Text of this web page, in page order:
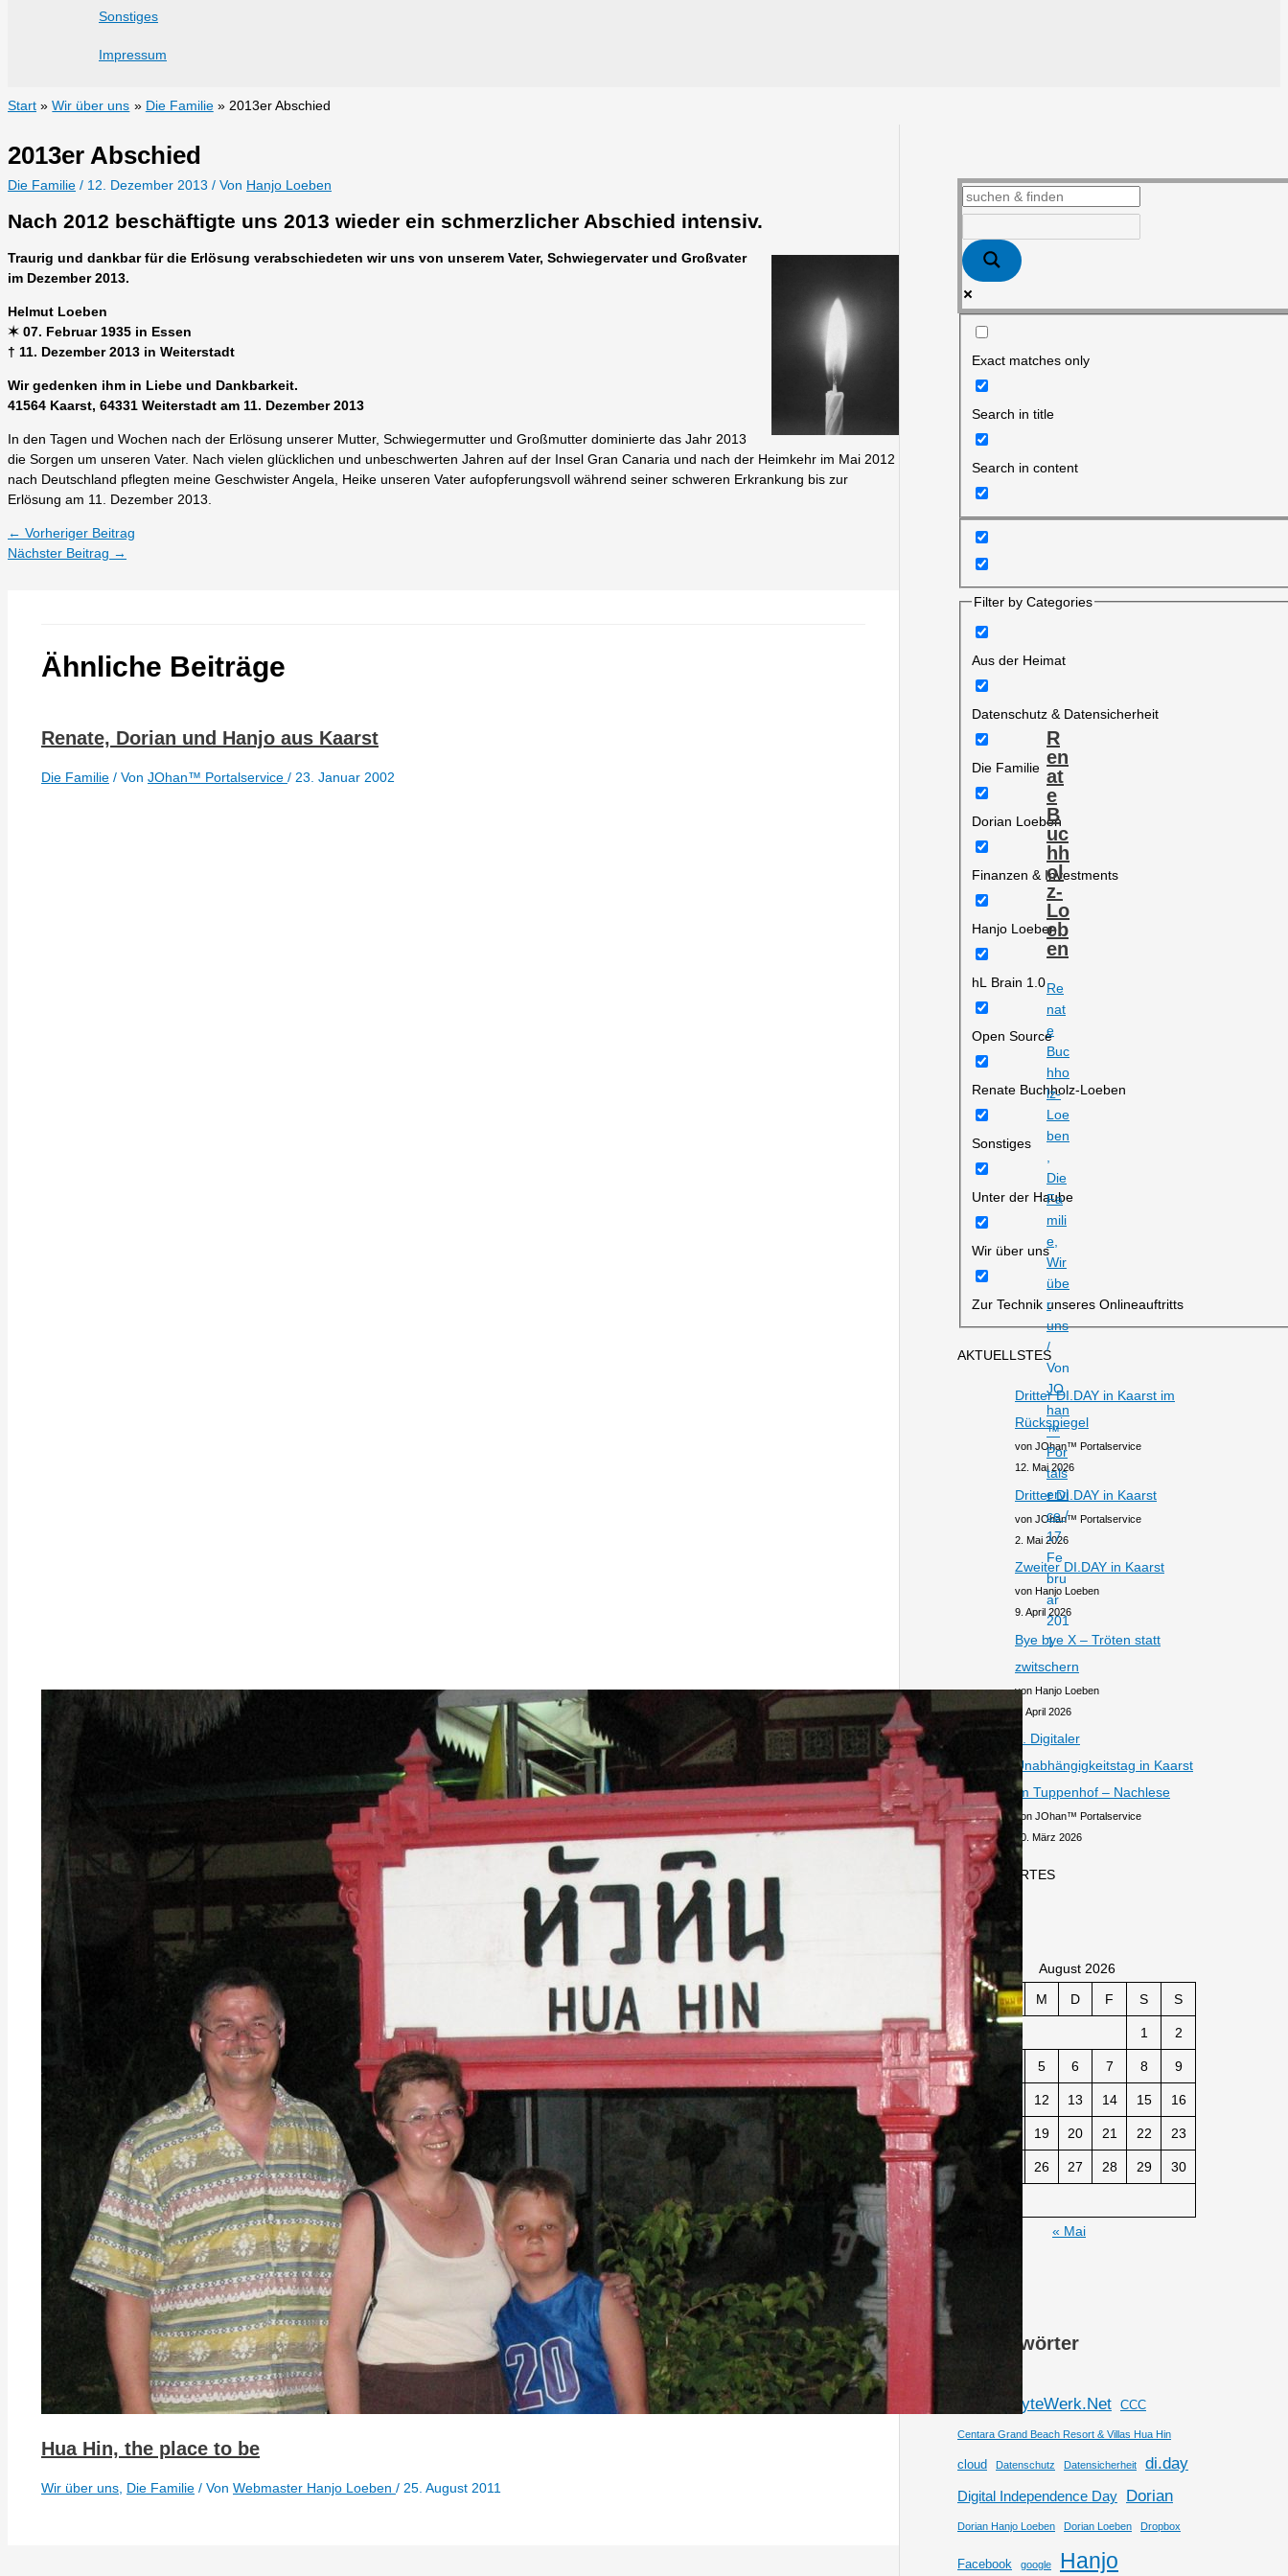
Sonstiges
Impressum
Start Wir über uns Die Familie 2013er Abschied
2013er Abschied
Die Familie / 12. Dezember 2013 / Von Hanjo Loeben
Nach 2012 beschäftigte uns 2013 wieder ein schmerzlicher Abschied intensiv.
Traurig und dankbar für die Erlösung verabschiedeten wir uns von unserem Vater, Schwiegervater und Großvater
im Dezember 2013.
Helmut Loeben
✶ 07. Februar 1935 in Essen
† 11. Dezember 2013 in Weiterstadt
Wir gedenken ihm in Liebe und Dankbarkeit.
41564 Kaarst, 64331 Weiterstadt am 11. Dezember 2013
In den Tagen und Wochen nach der Erlösung unserer Mutter, Schwiegermutter und Großmutter dominierte das Jahr 2013
die Sorgen um unseren Vater. Nach vielen glücklichen und unbeschwerten Jahren auf der Insel Gran Canaria und nach der Heimkehr im Mai 2012
nach Deutschland pflegten meine Geschwister Angela, Heike unseren Vater aufopferungsvoll während seiner schweren Erkrankung bis zur
Erlösung am 11. Dezember 2013.
← Vorheriger Beitrag
Nächster Beitrag →
Ähnliche Beiträge
Renate, Dorian und Hanjo aus Kaarst
Die Familie / Von JOhan™ Portalservice / 23. Januar 2002
R
en
at
e
B
uc
hh
ol
z-
Lo
eb
en
Re
nat
e
Buc
hho
lz-
Loe
ben
Die
Fa
mili
e
Wir
übe
r
uns
/
Von
JO
han
™
Por
tals
ervi
ce/
17.
Fe
bru
ar
201
1
Hua Hin, the place to be
Wir über uns Die Familie / Von Webmaster Hanjo Loeben / 25. August 2011
Exact matches only
Search in title
Search in content
Filter by Categories
Aus der Heimat
Datenschutz & Datensicherheit
Die Familie
Dorian Loeben
Finanzen & Investments
Hanjo Loeben
hL Brain 1.0
Open Source
Renate Buchholz-Loeben
Sonstiges
Unter der Haube
Wir über uns
Zur Technik unseres Onlineauftritts
AKTUELLSTES
Dritter DI.DAY in Kaarst im
Rückspiegel
von JOhan™ Portalservice
12. Mai 2026
Dritter DI.DAY in Kaarst
von JOhan™ Portalservice
2. Mai 2026
Zweiter DI.DAY in Kaarst
von Hanjo Loeben
9. April 2026
Bye bye X – Tröten statt
zwitschern
von Hanjo Loeben
2. April 2026
1. Digitaler
Unabhängigkeitstag in Kaarst
im Tuppenhof – Nachlese
von JOhan™ Portalservice
10. März 2026
ARCHIVIERTES
August 2026
M
D M D F S S
1 2
3 5 6 7 8 9
12 13 14 15 16
18 19 20 21 22 23
26 27 28 29 30
« Mai
Schlagwörter
ByteWerk.Net CCC
Centara Grand Beach Resort & Villas Hua Hin
cloud Datenschutz Datensicherheit di.day
Digital Independence Day Dorian
Dorian Hanjo Loeben Dorian Loeben Dropbox
Facebook google Hanjo